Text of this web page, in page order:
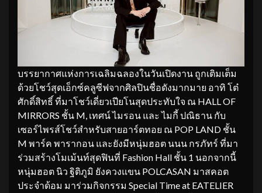
บรรยากาศแห่งการเฉลิมฉลองในวันเปิดงาน ถูกเติมเต็ม
ด้วยโชว์สุดเอ็กซ์คลูซีฟจากศิลปินชื่อดังมากมาย อาทิ โต๋
ศักดิ์สิทธิ์ ที่มาโชว์เดี่ยวเปียโนสุดประทับใจ ณ HALL OF
MIRRORS ชั้น M, เทศน์ ไมรอน และ ไมกี้ ปณิธาน กับ
เซอร์ไพรส์โชว์สำหรับสายอาร์ตทอย ณ POP LAND ชั้น
M พาร์ค พารากอน และยังมีหนุ่มฮอต นนน กรภัทร์ ที่มา
ร่วมสร้างโมเม้นท์สุดฟินที่ Fashion Hall ชั้น 1 นอกจากนี้
หนุ่มฮอต นิว ฐิติภูมิ ยังควงแขน POLCASAN มาสคอต
ประจำด้อม มาร่วมกิจกรรม Special Time at EATELIER